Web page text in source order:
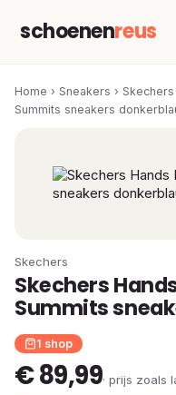
schoenenreus
Home › Sneakers › Skechers
Summits sneakers
Skechers
Skechers
Summits
1 shop
€ 89,99· prijs zoals